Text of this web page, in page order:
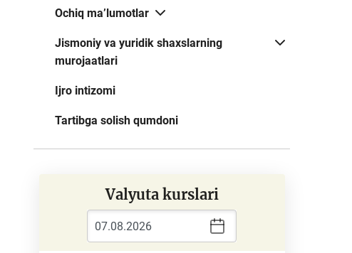
Ochiq ma’lumotlar
Jismoniy va yuridik shaxslarning
murojaatlari
Ijro intizomi
Tartibga solish qumdoni
Valyuta kurslari